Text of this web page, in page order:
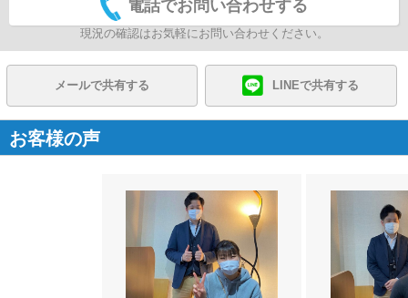
電話でお問い合わせする
現況の確認はお気軽にお問い合わせください。
メールで共有する LINEで共有する
お客様の声